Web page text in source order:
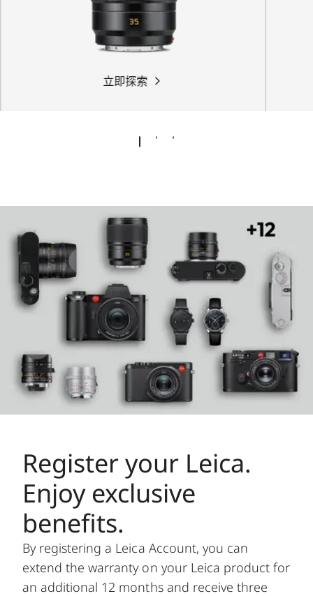
立即探索
Register your Leica.
Enjoy exclusive
benefits.
By registering a Leica Account, you can
extend the warranty on your Leica product for
an additional 12 months and receive three